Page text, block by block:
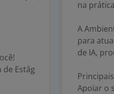
Estág
na
A
para
de IA,
Apoiar o